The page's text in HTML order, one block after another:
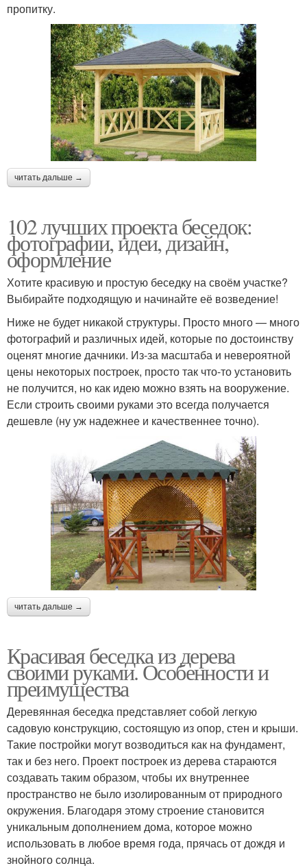
пропитку.
читать дальше →
102 лучших проекта беседок:
фотографии, идеи, дизайн,
оформление
Хотите красивую и простую беседку на своём участке?
Выбирайте подходящую и начинайте её возведение!
Ниже не будет никакой структуры. Просто много — много
фотографий и различных идей, которые по достоинству
оценят многие дачники. Из-за масштаба и невероятной
цены некоторых построек, просто так что-то установить
не получится, но как идею можно взять на вооружение.
Если строить своими руками это всегда получается
дешевле (ну уж надежнее и качественнее точно).
читать дальше →
Красивая беседка из дерева
своими руками. Особенности и
преимущества
Деревянная беседка представляет собой легкую
садовую конструкцию, состоящую из опор, стен и крыши.
Такие постройки могут возводиться как на фундамент,
так и без него. Проект построек из дерева стараются
создавать таким образом, чтобы их внутреннее
пространство не было изолированным от природного
окружения. Благодаря этому строение становится
уникальным дополнением дома, которое можно
использовать в любое время года, прячась от дождя и
знойного солнца.